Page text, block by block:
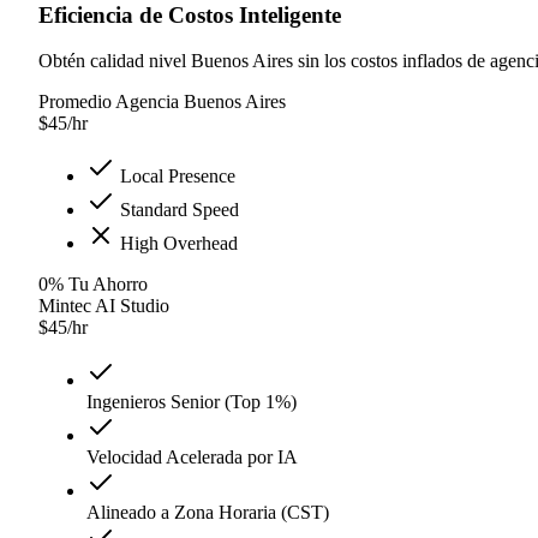
Eficiencia de Costos Inteligente
Obtén calidad nivel Buenos Aires sin los costos inflados de
Promedio Agencia Buenos Aires
$45/hr
Local Presence
Standard Speed
High Overhead
0% Tu Ahorro
Mintec AI Studio
$45/hr
Ingenieros Senior (Top 1%)
Velocidad Acelerada por IA
Alineado a Zona Horaria (CST)